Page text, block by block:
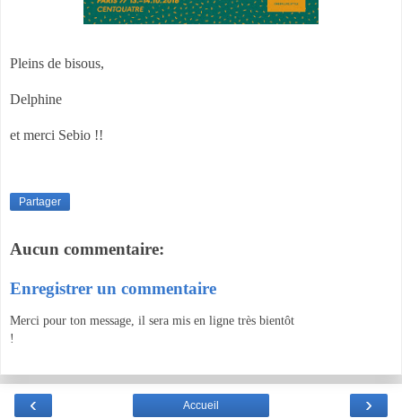
Pleins de bisous,
Delphine
et merci Sebio !!
Partager
Aucun commentaire:
Enregistrer un commentaire
Merci pour ton message, il sera mis en ligne très bientôt
!
‹ ›
Accueil